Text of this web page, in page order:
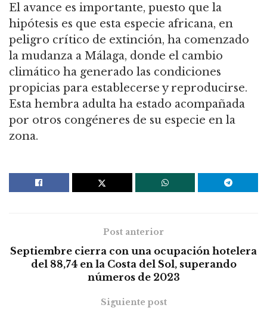
El avance es importante, puesto que la
hipótesis es que esta especie africana, en
peligro crítico de extinción, ha comenzado
la mudanza a Málaga, donde el cambio
climático ha generado las condiciones
propicias para establecerse y reproducirse.
Esta hembra adulta ha estado acompañada
por otros congéneres de su especie en la
zona.
Post anterior
Septiembre cierra con una ocupación hotelera
del 88,74 en la Costa del Sol, superando
números de 2023
Siguiente post